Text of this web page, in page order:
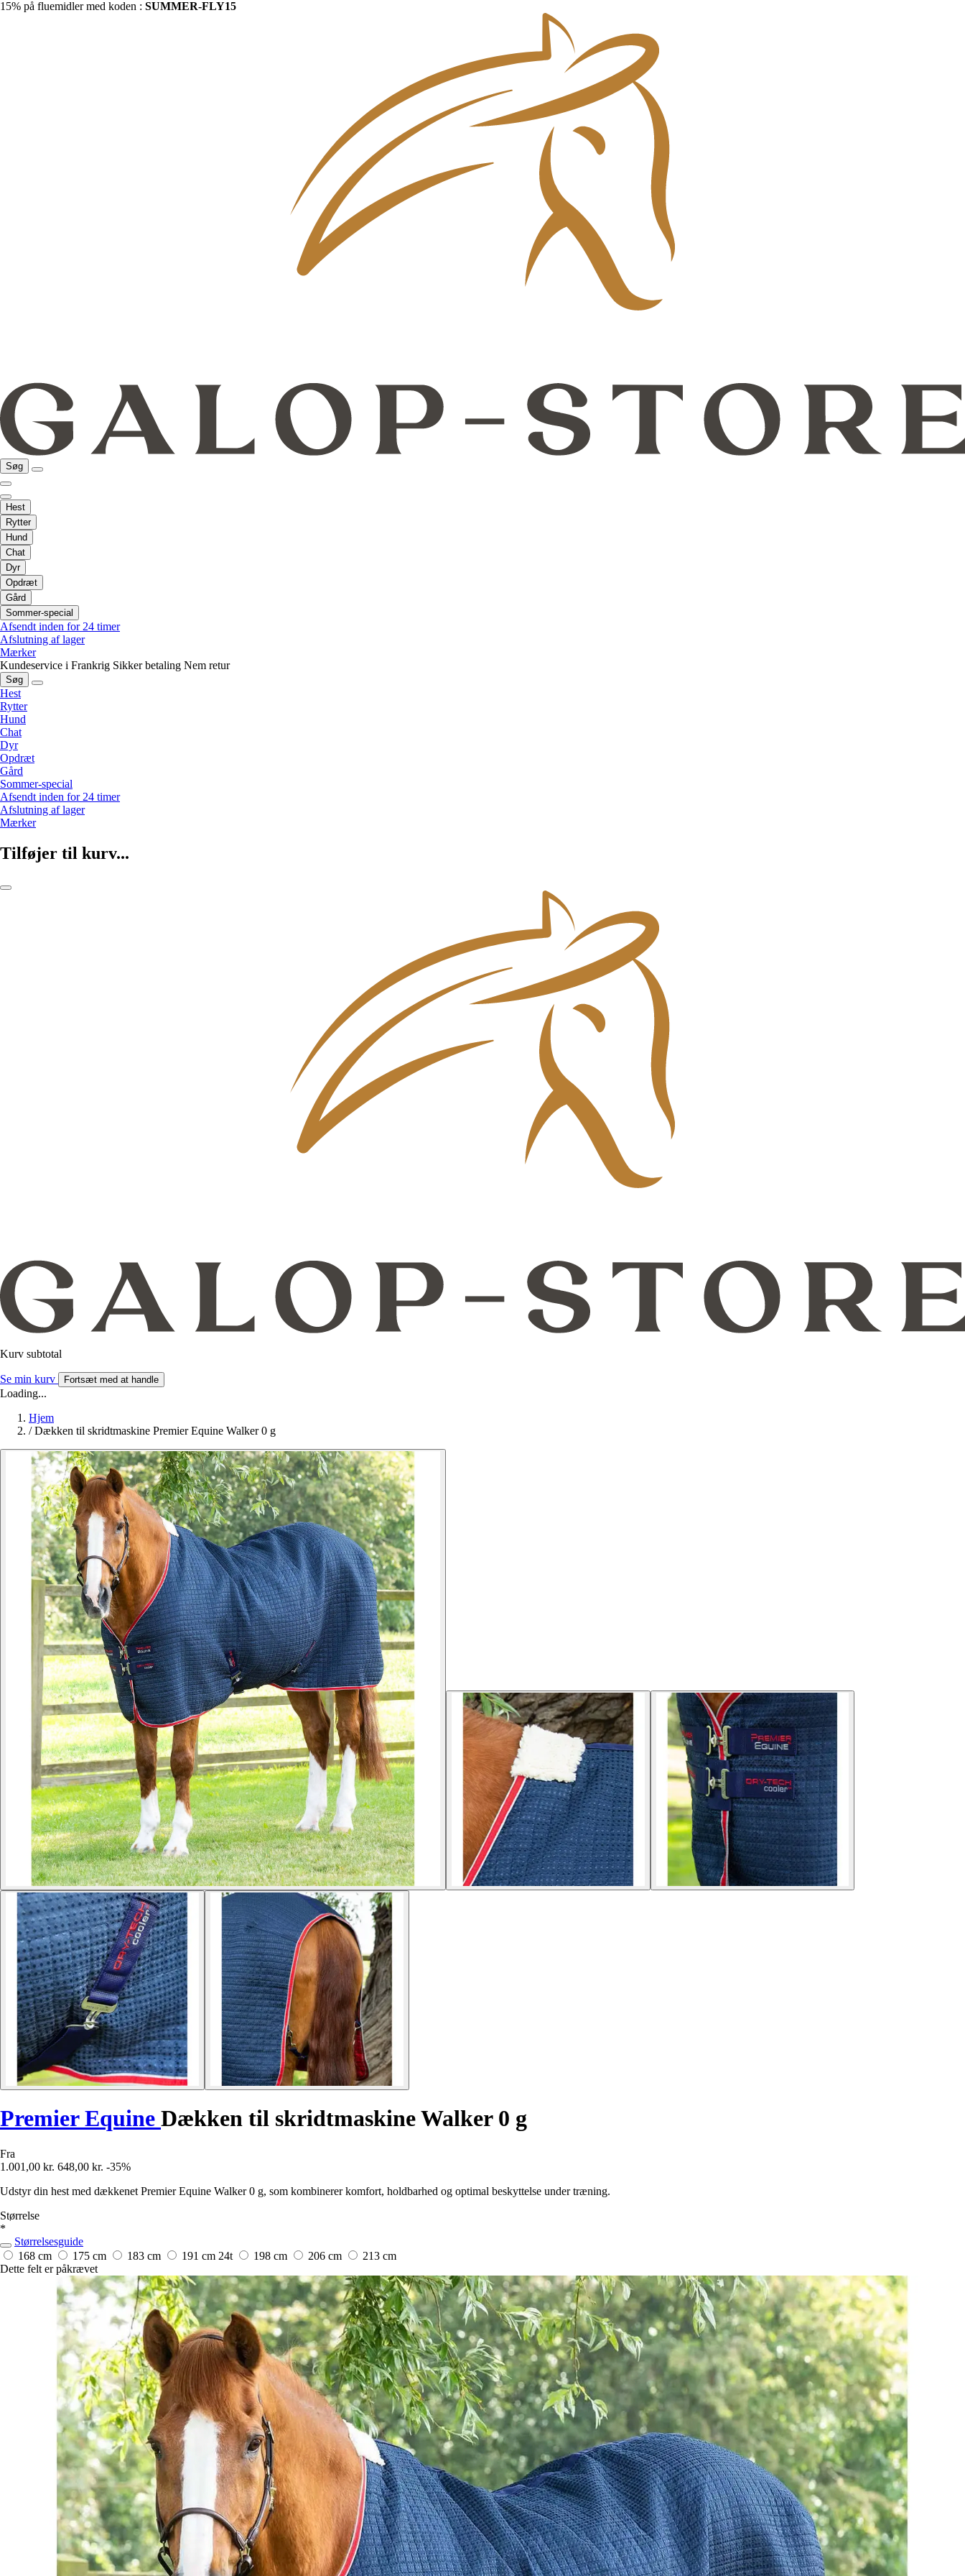
15% på fluemidler med koden : SUMMER-FLY15
Søg
Hest
Rytter
Hund
Chat
Dyr
Opdræt
Gård
Sommer-special
Afsendt inden for 24 timer
Afslutning af lager
Mærker
Kundeservice i Frankrig Sikker betaling Nem retur
Søg
Hest
Rytter
Hund
Chat
Dyr
Opdræt
Gård
Sommer-special
Afsendt inden for 24 timer
Afslutning af lager
Mærker
Tilføjer til kurv...
Kurv subtotal
Se min kurv Fortsæt med at handle
Loading...
Hjem
/ Dækken til skridtmaskine Premier Equine Walker 0 g
Premier Equine Dækken til skridtmaskine Walker 0 g
Fra
1.001,00 kr. 648,00 kr. -35%
Udstyr din hest med dækkenet Premier Equine Walker 0 g, som kombinerer komfort, holdbarhed og optimal beskyttelse under træning.
Størrelse
*
Størrelsesguide
168 cm
175 cm 183 cm 191 cm 24t 198 cm 206 cm
213 cm
Dette felt er påkrævet